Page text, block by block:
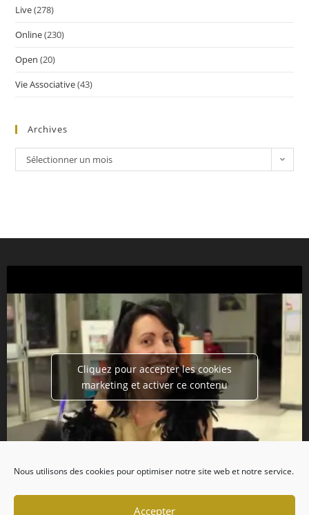
Nous utilisons des cookies pour optimiser notre site web et notre service.
Accepter
Live(278)
Online(230)
Open (20)
Vie Associative(43)
Archives
Sélectionner un mois
Cliquez pour accepter les cookies
marketing et activer ce contenu